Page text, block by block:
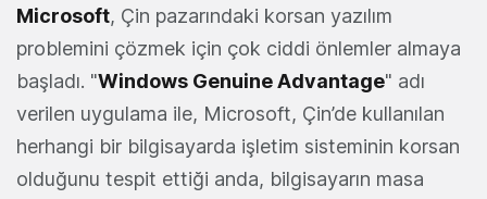
Microsoft, Çin pazarındaki korsan yazılım
problemini çözmek için çok ciddi önlemler almaya
başladı. "Windows Genuine Advantage" adı
verilen uygulama ile, Microsoft, Çin’de kullanılan
herhangi bir bilgisayarda işletim sisteminin korsan
olduğunu tespit ettiği anda, bilgisayarın masa